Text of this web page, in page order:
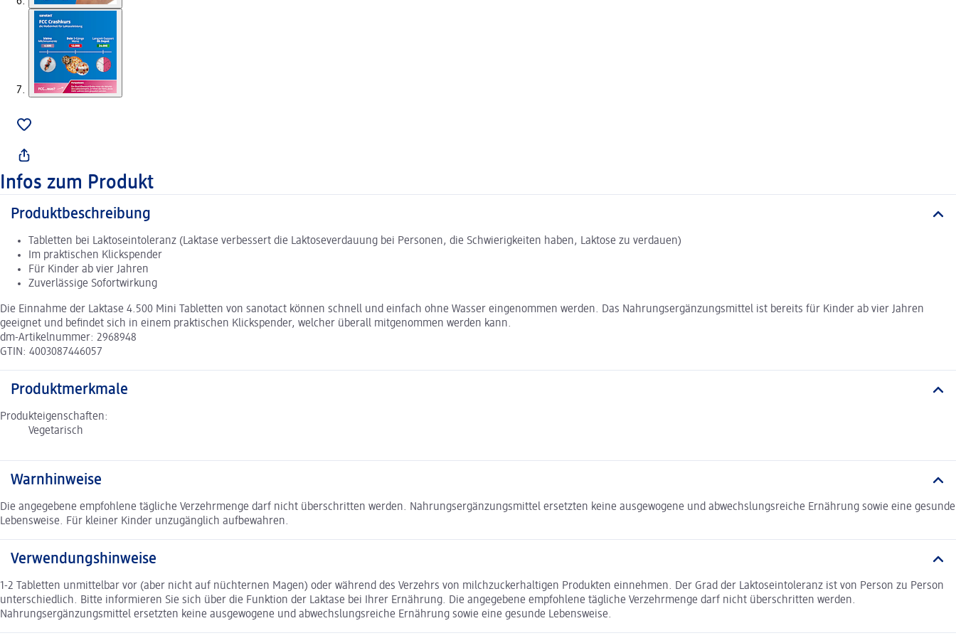
Infos zum Produkt
Produktbeschreibung
Tabletten bei Laktoseintoleranz (Laktase verbessert die Laktoseverdauung bei Personen, die Schwierigkeiten haben, Laktose zu verdauen)
Im praktischen Klickspender
Für Kinder ab vier Jahren
Zuverlässige Sofortwirkung
Die Einnahme der Laktase 4.500 Mini Tabletten von sanotact können schnell und einfach ohne Wasser eingenommen werden. Das Nahrungsergänzungsmittel ist bereits für Kinder ab vier Jahren
geeignet und befindet sich in einem praktischen Klickspender, welcher überall mitgenommen werden kann.
dm-Artikelnummer: 2968948
GTIN: 4003087446057
Produktmerkmale
Produkteigenschaften:
Vegetarisch
Warnhinweise
Die angegebene empfohlene tägliche Verzehrmenge darf nicht überschritten werden. Nahrungsergänzungsmittel ersetzten keine ausgewogene und abwechslungsreiche Ernährung sowie eine gesunde
Lebensweise. Für kleiner Kinder unzugänglich aufbewahren.
Verwendungshinweise
1-2 Tabletten unmittelbar vor (aber nicht auf nüchternen Magen) oder während des Verzehrs von milchzuckerhaltigen Produkten einnehmen. Der Grad der Laktoseintoleranz ist von Person zu Person
unterschiedlich. Bitte informieren Sie sich über die Funktion der Laktase bei Ihrer Ernährung. Die angegebene empfohlene tägliche Verzehrmenge darf nicht überschritten werden.
Nahrungsergänzungsmittel ersetzten keine ausgewogene und abwechslungsreiche Ernährung sowie eine gesunde Lebensweise.